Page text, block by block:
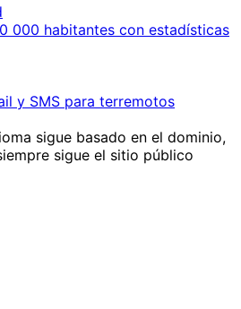
000 habitantes con estadísticas
y SMS para terremotos
sigue basado en el dominio,
sigue el sitio público